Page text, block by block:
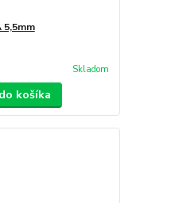
5,5mm
Skladom
košíka